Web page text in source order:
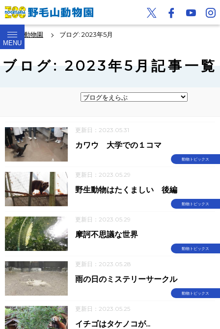
MENU
野毛山動物園 ブログ: 2023年5月
ブログ: 2023年5月記事一覧
更新日：2023.05.31
動物トピックス
カワウ 大学での１コマ
更新日：2023.05.29
動物トピックス
野生動物はたくましい 後編
更新日：2023.05.29
動物トピックス
摩訶不思議な世界
更新日：2023.05.28
動物トピックス
雨の日のミステリーサークル
更新日：2023.05.25
イチゴはタケノコが...